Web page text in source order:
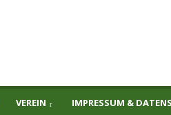
VEREIN IMPRESSUM &